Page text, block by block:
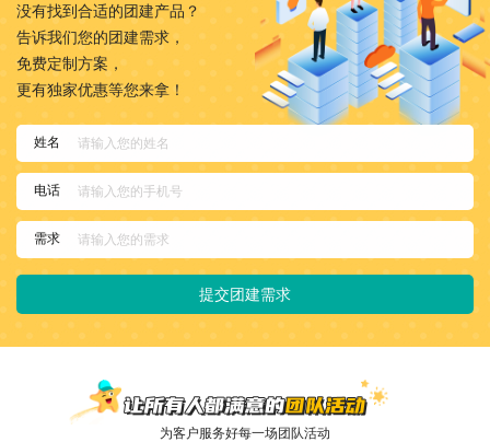
没有找到合适的团建产品？
告诉我们您的团建需求，
免费定制方案，
更有独家优惠等您来拿！
姓名
电话
需求
提交团建需求
为客户服务好每一场团队活动